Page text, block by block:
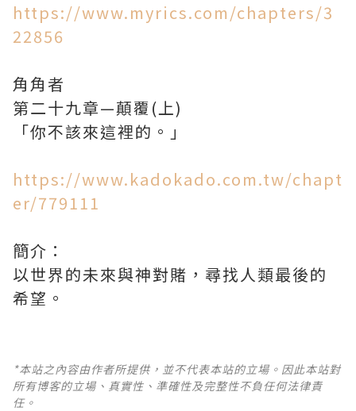
https://www.myrics.com/chapters/3
22856
角角者
第二十九章—顛覆(上)
「你不該來這裡的。」
https://www.kadokado.com.tw/chapt
er/779111
簡介：
以世界的未來與神對賭，尋找人類最後的
希望。
*本站之內容由作者所提供，並不代表本站的立場。因此本站對
所有博客的立場、真實性、準確性及完整性不負任何法律責
任。